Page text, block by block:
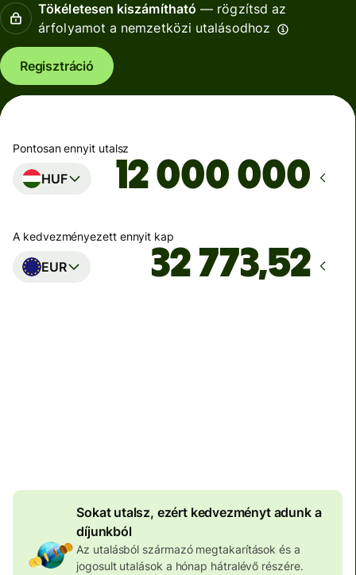
Tökéletesen kiszámítható — rögzítsd az
árfolyamot a nemzetközi utalásodhoz
Regisztráció
Pontosan ennyit utalsz
HUF
A kedvezményezett ennyit kap
EUR
Sokat utalsz, ezért kedvezményt adunk a
díjunkból
Az utalásból származó megtakarítások és a
jogosult utalások a hónap hátralévő részére.